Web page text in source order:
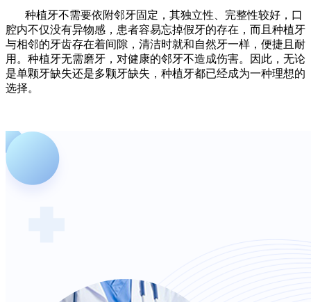
种植牙不需要依附邻牙固定，其独立性、完整性较好，口
腔内不仅没有异物感，患者容易忘掉假牙的存在，而且种植牙
与相邻的牙齿存在着间隙，清洁时就和自然牙一样，便捷且耐
用。种植牙无需磨牙，对健康的邻牙不造成伤害。因此，无论
是单颗牙缺失还是多颗牙缺失，种植牙都已经成为一种理想的
选择。